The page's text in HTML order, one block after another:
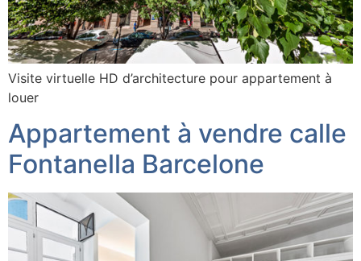
Visite virtuelle HD d’architecture pour appartement à
louer
Appartement à vendre calle
Fontanella Barcelone